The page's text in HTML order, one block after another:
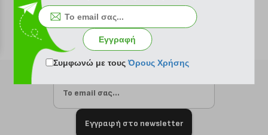
Εγγραφή στο newsletter
Εγγραφή
Συμφωνώ με τουςΌρους Χρήσης